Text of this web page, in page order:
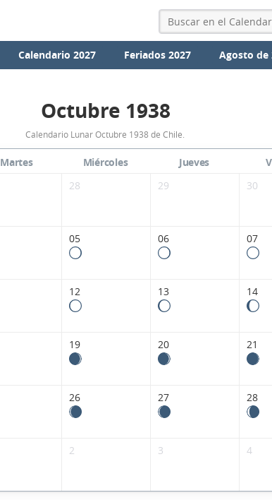
Calendario 2027 Feriados 2027 Agosto de
Calendario
Lunar
Octubre
Chile.
Octubre 1938
Calendario Lunar Octubre 1938 de Chile.
Martes Miércoles Jueves
28 29 30
05 06 07
12 13 14
19 20 21
26 27 28
2 3 4